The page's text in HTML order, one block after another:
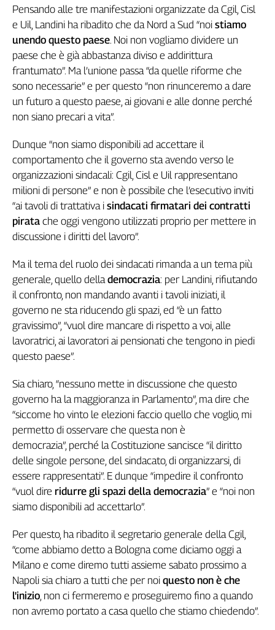
Cerca
Contatti
La
redazione
Newsletter
Social
Pensando alle tre manifestazioni organizzate da Cgil, Cisl
e Uil, Landini ha ribadito che da Nord a Sud “noi stiamo
unendo questo paese. Noi non vogliamo dividere un
paese che è già abbastanza diviso e addirittura
frantumato”. Ma l’unione passa “da quelle riforme che
sono necessarie” e per questo “non rinunceremo a dare
un futuro a questo paese, ai giovani e alle donne perché
non siano precari a vita”.
Dunque “non siamo disponibili ad accettare il
comportamento che il governo sta avendo verso le
organizzazioni sindacali: Cgil, Cisl e Uil rappresentano
milioni di persone” e non è possibile che l’esecutivo inviti
“ai tavoli di trattativa i sindacati firmatari dei contratti
pirata che oggi vengono utilizzati proprio per mettere in
discussione i diritti del lavoro”.
Ma il tema del ruolo dei sindacati rimanda a un tema più
generale, quello della democrazia: per Landini, rifiutando
il confronto, non mandando avanti i tavoli iniziati, il
governo ne sta riducendo gli spazi, ed “è un fatto
gravissimo”, “vuol dire mancare di rispetto a voi, alle
lavoratrici, ai lavoratori ai pensionati che tengono in piedi
questo paese”.
Sia chiaro, “nessuno mette in discussione che questo
governo ha la maggioranza in Parlamento”, ma dire che
“siccome ho vinto le elezioni faccio quello che voglio, mi
permetto di osservare che questa non è
democrazia”, perché la Costituzione sancisce “il diritto
delle singole persone, del sindacato, di organizzarsi, di
essere rappresentati”. E dunque “impedire il confronto
“vuol dire ridurre gli spazi della democrazia” e “noi non
siamo disponibili ad accettarlo”.
Per questo, ha ribadito il segretario generale della Cgil,
“come abbiamo detto a Bologna come diciamo oggi a
Milano e come diremo tutti assieme sabato prossimo a
Napoli sia chiaro a tutti che per noi questo non è che
l'inizio , non ci fermeremo e proseguiremo fino a quando
non avremo portato a casa quello che stiamo chiedendo”.